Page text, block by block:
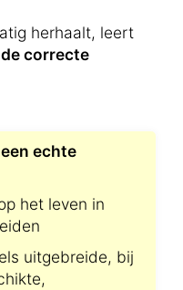
herhaalt, leert
correcte
echte
het leven in
uitgebreide, bij